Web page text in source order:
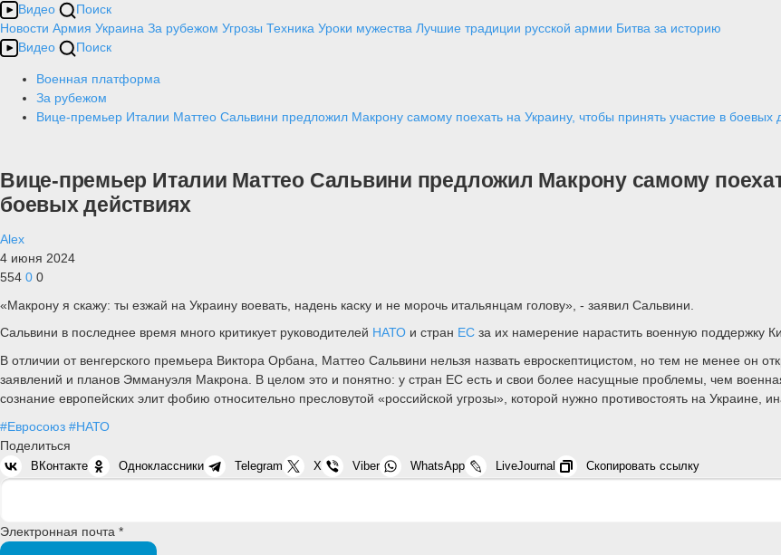
Видео
Поиск
Новости Армия Украина За рубежом Угрозы Техника Уроки мужества Лучшие традиции русской армии Битва за историю
Видео
Поиск
Военная платформа
За рубежом
Вице-премьер Италии Маттео Сальвини предложил Макрону самому поехать на Украину, чтобы принять участие в боевых
Вице-премьер Италии Маттео Сальвини предложил Макрону самому
боевых действиях
Alex
4 июня 2024
554 0 0
«Макрону я скажу: ты езжай на Украину воевать, надень каску и не морочь итальянцам голову», - заявил Сальвини.
Сальвини в последнее время много критикует руководителей НАТО и стран ЕС за их намерение нарастить военную поддержку
В отличии от венгерского премьера Виктора Орбана, Маттео Сальвини нельзя назвать евроскептицистом, но тем не менее он
заявлений и планов Эммануэля Макрона. В целом это и понятно: у стран ЕС есть и свои более насущные проблемы, чем
сознание европейских элит фобию относительно пресловутой «российской угрозы», которой нужно противостоять на Украине,
#Евросоюз #НАТО
Поделиться
ВКонтакте Одноклассники Telegram X Viber WhatsApp LiveJournal Скопировать ссылку
Электронная почта *